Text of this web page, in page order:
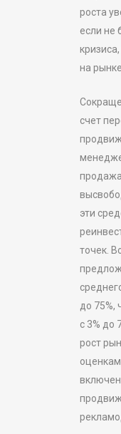
роста
если не
на
счет
эти
точек.
до 75%,
с 3% до
рост